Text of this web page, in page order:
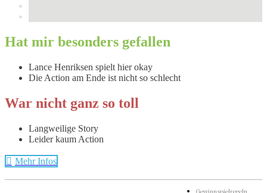
Hat mir besonders gefallen
Lance Henriksen spielt hier okay
Die Action am Ende ist nicht so schlecht
War nicht ganz so toll
Langweilige Story
Leider kaum Action
Mehr Infos
Gewinnspielregeln